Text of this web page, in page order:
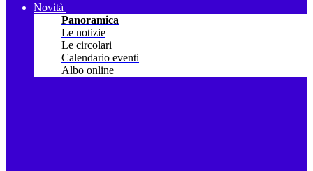
Novità
Panoramica
Le notizie
Le circolari
Calendario eventi
Albo online